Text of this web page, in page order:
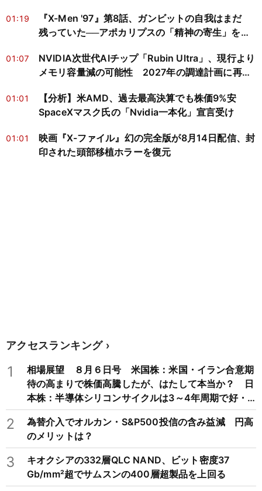
01:19
『X-Men '97』第8話、ガンビットの自我はまだ
残っていた──アポカリプスの「精神の寄生」を神
01:07
NVIDIA次世代AIチップ「Rubin Ultra」、現行より
メモリ容量減の可能性 2027年の調達計画に再検
01:01
【分析】米AMD、過去最高決算でも株価9%安
SpaceXマスク氏の「Nvidia一本化」宣言受け
01:01
映画『X-ファイル』幻の完全版が8月14日配信、封
印された頭部移植ホラーを復元
アクセスランキング
1
相場展望 ８月６日号 米国株：米国・イラン合意期
待の高まりで株価高騰したが、はたして本当か？ 日
本株：半導体シリコンサイクルは3～4年周期で好・
不況を繰り返すため注意
2
為替介入でオルカン・S&P500投信の含み益減 円高
のメリットは？
3
キオクシアの332層QLC NAND、ビット密度37
Gb/mm²超でサムスンの400層超製品を上回る